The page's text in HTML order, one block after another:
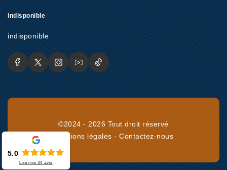
indisponible
indisponible
©2024 - 2026 Tout droit réservé
Mentions légales -Contactez-nous
5.0
Lire nos34 avis